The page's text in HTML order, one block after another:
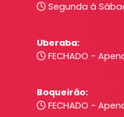
Segunda á
Uberaba:
FECHADO -
Boqueirão:
FECHADO -